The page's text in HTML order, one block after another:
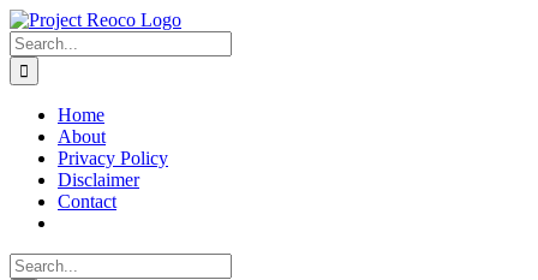
Skip
to
content
Search
for:
Home
About
Privacy Policy
Disclaimer
Contact
Search